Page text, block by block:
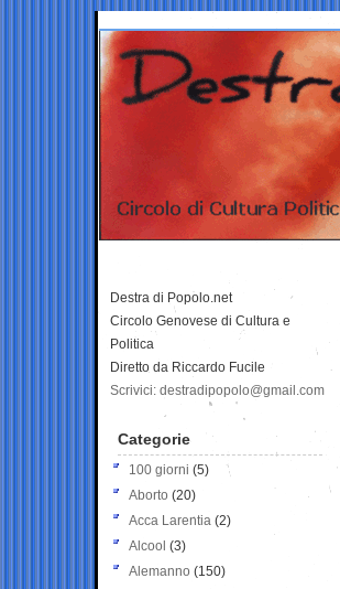
Destra di Popolo.net
Circolo Genovese di Cultura e
Politica
Diretto da Riccardo Fucile
Scrivici: destradipopolo@gmail.com
Categorie
100 giorni (5)
Aborto (20)
Acca Larentia (2)
Alcool (3)
Alemanno (150)